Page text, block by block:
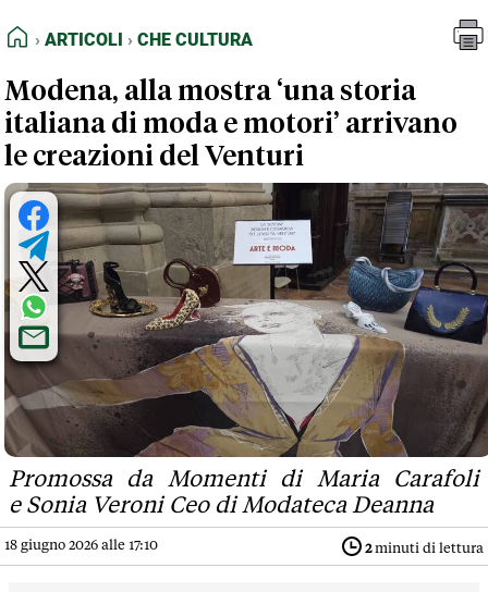
FEED RSS
NORMATIVE DEONTOLOGICHE
TERMINI e CONDIZIONI
Articoli
Che Cultura
HOME
ARTICOLI CHE CULTURA
Modena, alla mostra ‘una storia
italiana di moda e motori’ arrivano
le creazioni del Venturi
Promossa da Momenti di Maria Carafoli
e Sonia Veroni Ceo di Modateca Deanna
18 giugno 2026 alle 17:10 2minuti di lettura